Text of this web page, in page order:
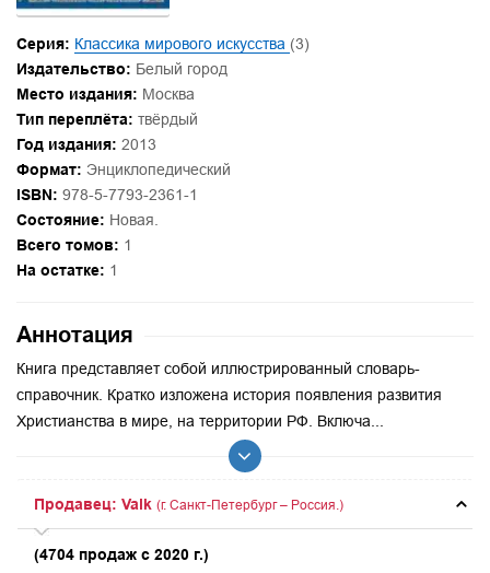
Серия: Классика мирового искусства (3)
Издательство: Белый город
Место издания: Москва
Тип переплёта: твёрдый
Год издания: 2013
Формат: Энциклопедический
ISBN: 978-5-7793-2361-1
Состояние: Новая.
Всего томов: 1
На остатке: 1
Аннотация
Книга представляет собой иллюстрированный словарь-
справочник. Кратко изложена история появления развития
Христианства в мире, на территории РФ. Включа...
Продавец: Valk (г. Санкт-Петербург – Россия.)
(4704 продаж с 2020 г.)